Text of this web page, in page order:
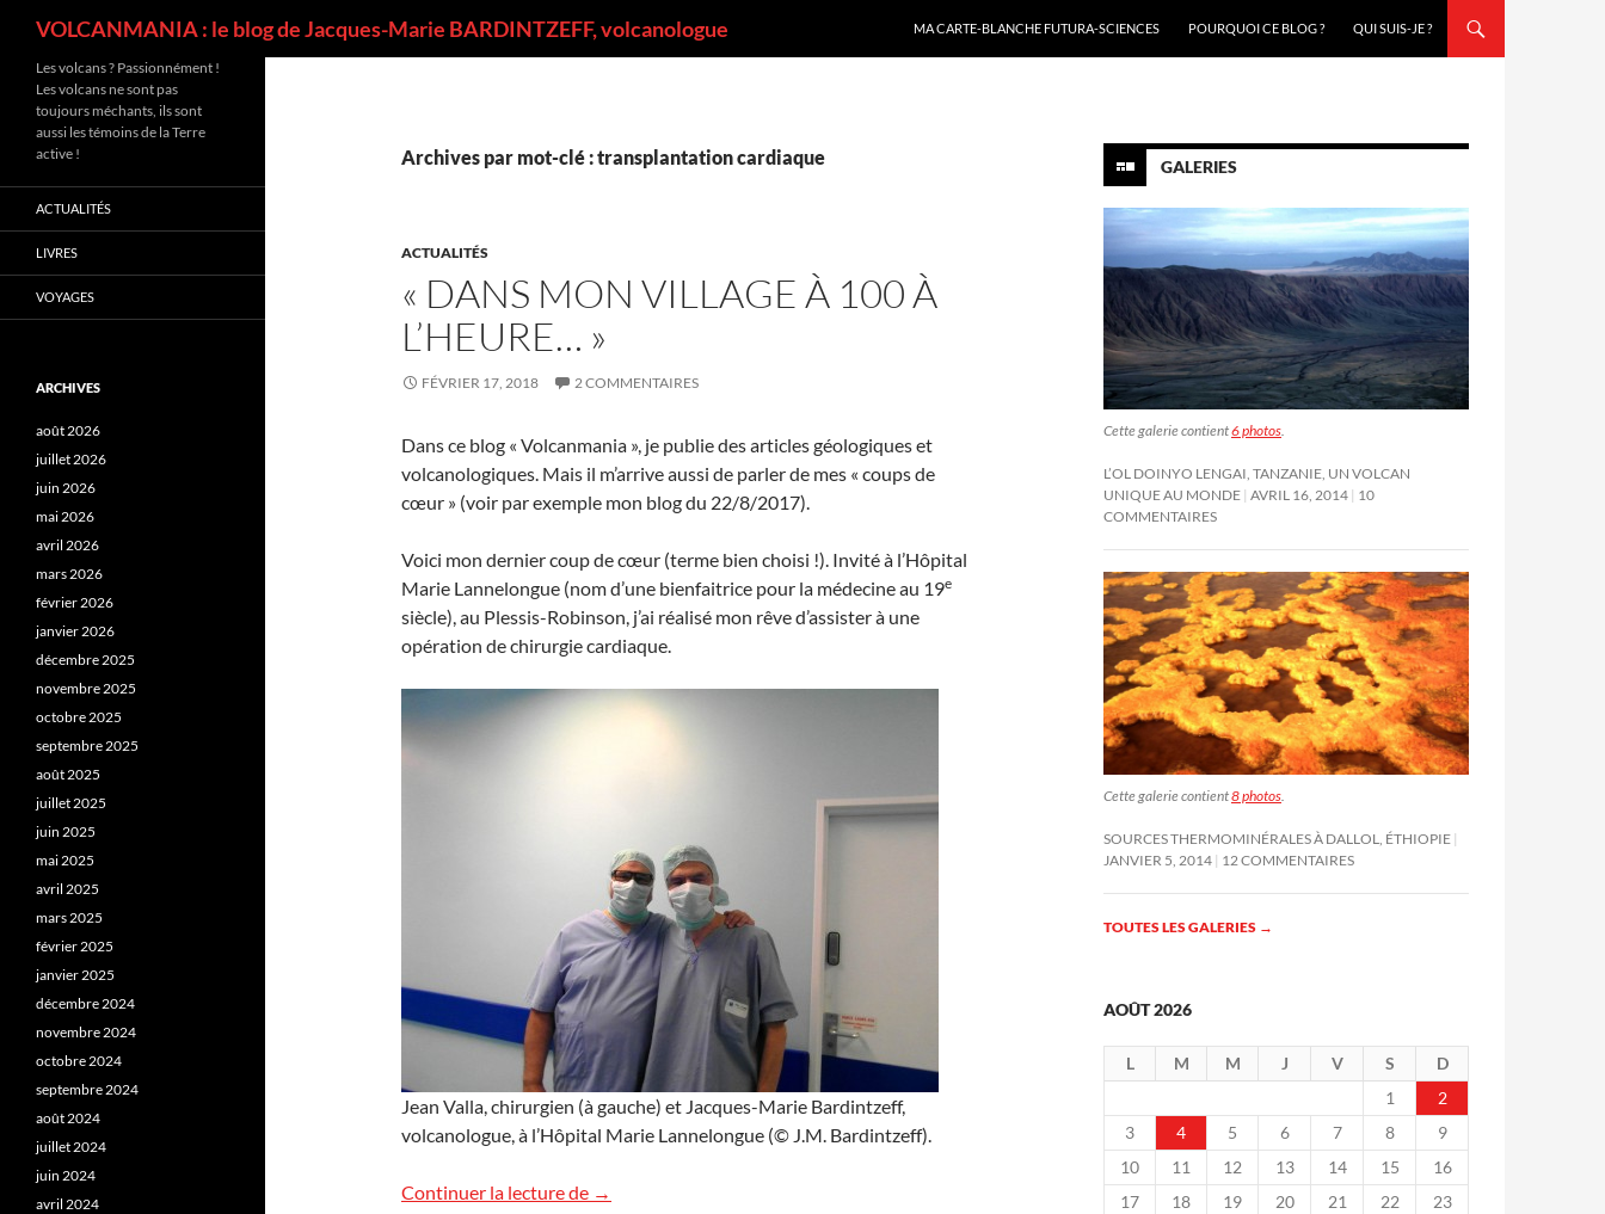
VOLCANMANIA : le blog de Jacques-Marie BARDINTZEFF, volcanologue
MA CARTE-BLANCHE FUTURA-SCIENCES
POURQUOI CE BLOG ? QUI SUIS-JE ?
Archives par mot-clé : transplantation cardiaque
ACTUALITÉS
« DANS MON VILLAGE À 100 À
L’HEURE… »
FÉVRIER 17, 2018 2 COMMENTAIRES
Dans ce blog « Volcanmania », je publie des articles géologiques et
volcanologiques. Mais il m’arrive aussi de parler de mes « coups de
cœur » (voir par exemple mon blog du 22/8/2017).
Voici mon dernier coup de cœur (terme bien choisi !). Invité à l’Hôpital
Marie Lannelongue (nom d’une bienfaitrice pour la médecine au 19e
siècle), au Plessis-Robinson, j’ai réalisé mon rêve d’assister à une
opération de chirurgie cardiaque.
Jean Valla, chirurgien (à gauche) et Jacques-Marie Bardintzeff,
volcanologue, à l’Hôpital Marie Lannelongue (© J.M. Bardintzeff).
Continuer la lecture de « Dans mon village à 100 à l’heure… »
→
GALERIES
Cette galerie contient6 photos.
L’OL DOINYO LENGAI, TANZANIE, UN VOLCAN
UNIQUE AU MONDE AVRIL 16, 2014 10
COMMENTAIRES
Cette galerie contient8 photos
SOURCES THERMOMINÉRALES À DALLOL, ÉTHIOPIE
JANVIER 5, 2014 12 COMMENTAIRES
TOUTES LES GALERIES →
AOÛT 2026
L M M J V S
D
1
2
3
4 5 6 7 8
9
10
11 12 13 14 15
16
17
18 19 20 21 22
23
Les volcans ? Passionnément !
Les volcans ne sont pas
toujours méchants, ils sont
aussi les témoins de la Terre
active !
ACTUALITÉS
LIVRES
VOYAGES
ARCHIVES
août 2026
juillet 2026
juin 2026
mai 2026
avril 2026
mars 2026
février 2026
janvier 2026
décembre 2025
novembre 2025
octobre 2025
septembre 2025
août 2025
juillet 2025
juin 2025
mai 2025
avril 2025
mars 2025
février 2025
janvier 2025
décembre 2024
novembre 2024
octobre 2024
septembre 2024
août 2024
juillet 2024
juin 2024
avril 2024